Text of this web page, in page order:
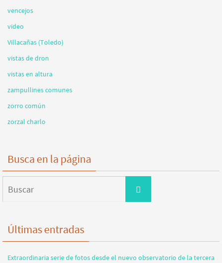
vencejos
video
Villacañas (Toledo)
vistas de dron
vistas en altura
zampullines comunes
zorro común
zorzal charlo
Busca en la página
Buscar
Últimas entradas
Extraordinaria serie de fotos desde el nuevo observatorio de la tercera